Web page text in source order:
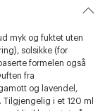
myk og fuktet uten
solsikke (for
formelen også
fra
og lavendel,
i et 120 ml